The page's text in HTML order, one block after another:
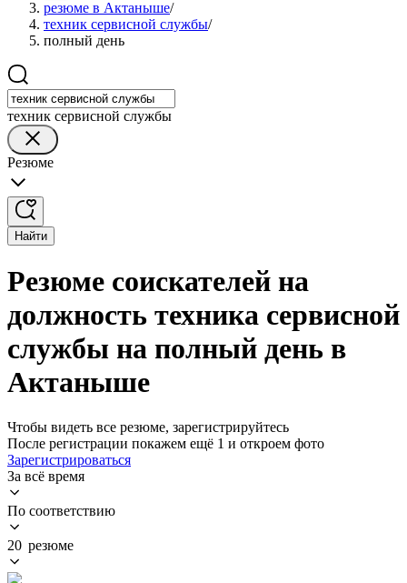
резюме в Актаныше/
техник сервисной службы/
полный день
техник сервисной службы
Резюме
Найти
Резюме соискателей на
должность техника сервисной
службы на полный день в
Актаныше
Чтобы видеть все резюме, зарегистрируйтесь
После регистрации покажем ещё 1 и откроем фото
Зарегистрироваться
За всё время
По соответствию
20 резюме